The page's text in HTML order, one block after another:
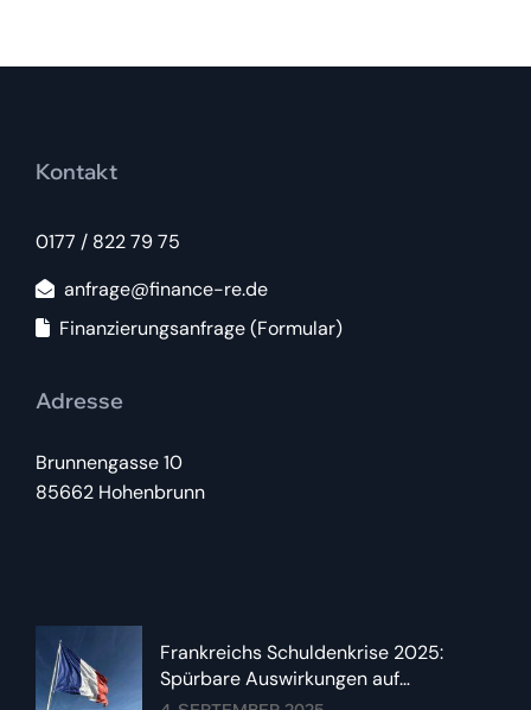
Kontakt
0177 / 822 79 75
anfrage@finance-re.de
Finanzierungsanfrage (Formular)
Adresse
Brunnengasse 10
85662 Hohenbrunn
Frankreichs Schuldenkrise 2025:
Spürbare Auswirkungen auf
Immobilienzinsen im Euroraum